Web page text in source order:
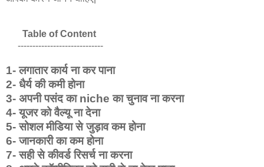
Table of Content
-----------------------------
1- लगातार कार्य ना कर पाना
2- धैर्य की कमी होना
3- अपनी पसंद का niche का चुनाव ना करना
4- यूजर को वैल्यू ना देना
5- सोशल मीडिया से जुड़ाव कम होना
6- जानकारी का कम होना
7- सही से कीवर्ड रिसर्च ना करना